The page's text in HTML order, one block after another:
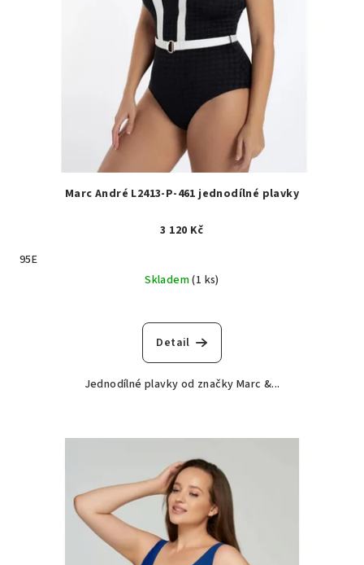
Marc André L2413-P-461 jednodílné plavky
3 120 Kč
95E
Skladem(1 ks)
Detail
Jednodílné plavky od značky Marc &...